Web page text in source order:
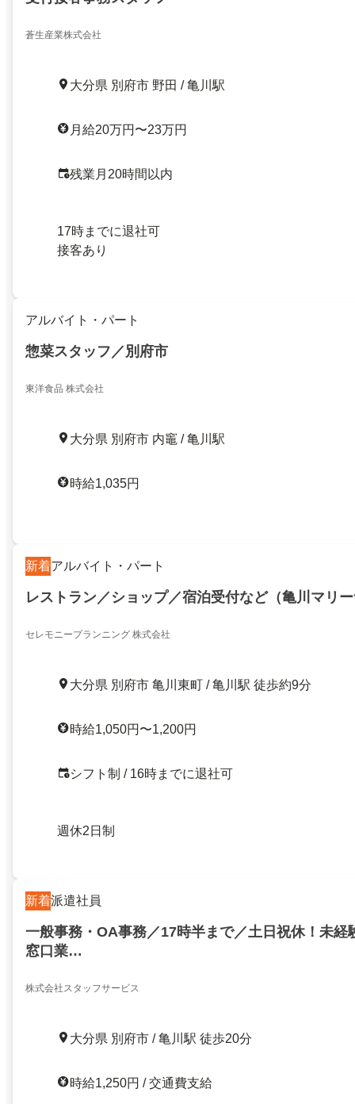
蒼生産業株式会社
大分県 別府市 野田 / 亀川駅
月給20万円〜23万円
残業月20時間以内
17時までに退社可
接客あり
アルバイト・パート
惣菜スタッフ／別府市
東洋食品 株式会社
大分県 別府市 内竈 / 亀川駅
時給1,035円
新着アルバイト・パート
レストラン／ショップ／宿泊受付など（亀川マリ
セレモニープランニング 株式会社
大分県 別府市 亀川東町 / 亀川駅 徒歩約9分
時給1,050円〜1,200円
シフト制 / 16時までに退社可
週休2日制
新着派遣社員
一般事務・OA事務／17時半まで／土日祝休！未経
窓口業…
株式会社スタッフサービス
大分県 別府市 / 亀川駅 徒歩20分
時給1,250円 / 交通費支給